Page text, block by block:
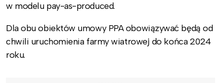
w modelu pay-as-produced.
Dla obu obiektów umowy PPA obowiązywać będą od
chwili uruchomienia farmy wiatrowej do końca 2024
roku.